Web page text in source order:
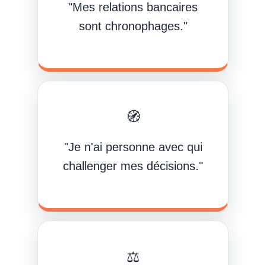
"Mes relations bancaires
sont chronophages."
🧭
"Je n'ai personne avec qui
challenger mes décisions."
⚖️